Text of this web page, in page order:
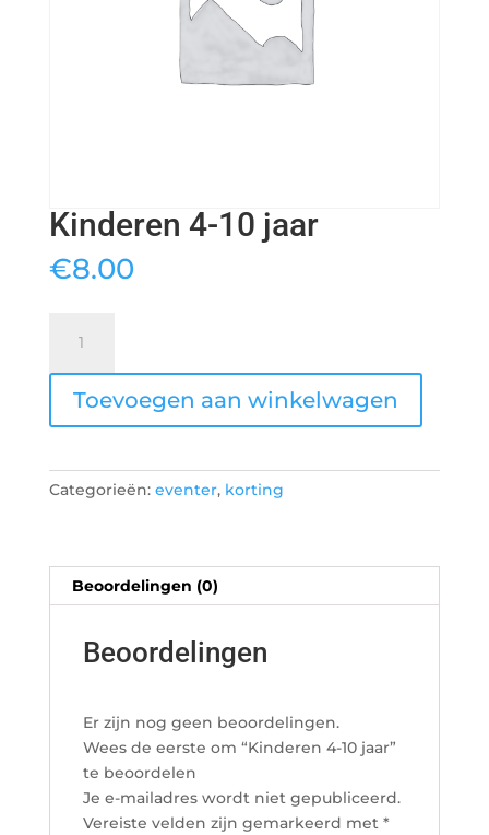
Kinderen 4-10 jaar
€8.00
10
jaar
aantal
Toevoegen aan winkelwagen
Categorieën: eventer, korting
Beoordelingen (0)
Beoordelingen
Er zijn nog geen beoordelingen.
Wees de eerste om “Kinderen 4-10 jaar”
te beoordelen
Je e-mailadres wordt niet gepubliceerd.
Vereiste velden zijn gemarkeerd met *